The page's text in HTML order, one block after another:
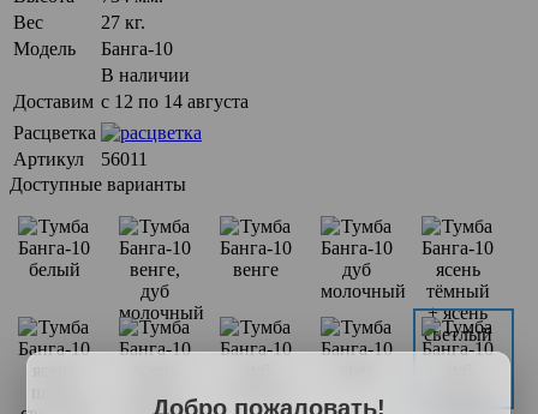
Вес
27 кг.
Модель
Банга-10
В наличии
Доставим с 12 по 14 августа
Расцветка
Артикул
56011
Доступные варианты
Добро пожаловать!